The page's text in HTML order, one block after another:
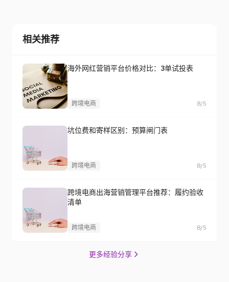
相关推荐
海外网红营销平台价格对比：3单试投表
跨境电商 8/5
坑位费和寄样区别：预算闸门表
跨境电商 8/5
跨境电商出海营销管理平台推荐：履约验收
清单
跨境电商 8/5
更多经验分享